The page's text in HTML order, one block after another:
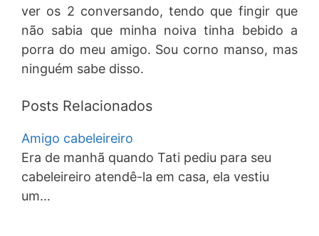
ver os 2 conversando, tendo que fingir que
não sabia que minha noiva tinha bebido a
porra do meu amigo. Sou corno manso, mas
ninguém sabe disso.
Posts Relacionados
Amigo cabeleireiro
Era de manhã quando Tati pediu para seu
cabeleireiro atendê-la em casa, ela vestiu
um…